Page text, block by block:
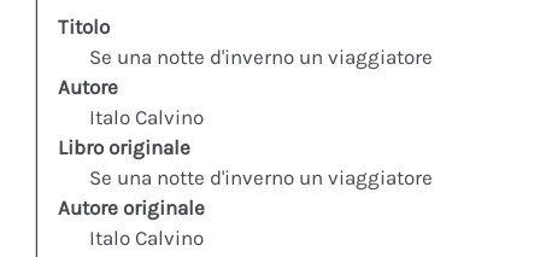
Titolo
Se una notte d'inverno un viaggiatore
Autore
Italo Calvino
Libro originale
Se una notte d'inverno un viaggiatore
Autore originale
Italo Calvino